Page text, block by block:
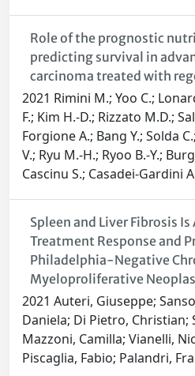
Role of the prognostic
predicting survival in
carcinoma treated with
2021 Rimini M.; Yoo C.;
F.; Kim H.-D.; Rizzato M.D.;
Forgione A.; Bang Y.; Solda
V.; Ryu M.-H.; Ryoo B.-Y.;
Cascinu S.; Casadei-Gardini
Spleen and Liver Fibrosis
Treatment Response and
Philadelphia-Negative
Myeloproliferative
2021 Auteri, Giuseppe;
Daniela; Di Pietro, Christian;
Mazzoni, Camilla; Vianelli,
Piscaglia, Fabio; Palandri,